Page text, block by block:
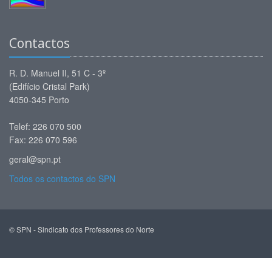
Contactos
R. D. Manuel II, 51 C - 3º
(Edifício Cristal Park)
4050-345 Porto
Telef: 226 070 500
Fax: 226 070 596
geral@spn.pt
Todos os contactos do SPN
© SPN - Sindicato dos Professores do Norte